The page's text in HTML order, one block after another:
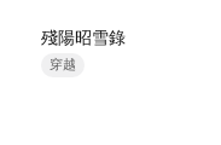
殘陽昭雪錄
穿越